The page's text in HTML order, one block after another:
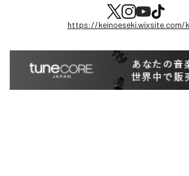
https://keinoeseki.wixsite.com/